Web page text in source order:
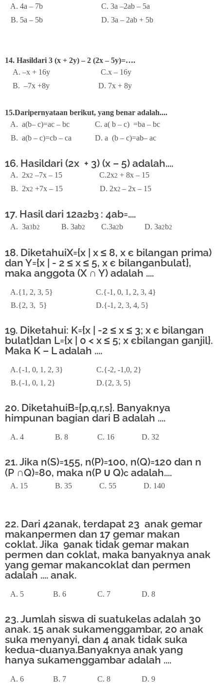
A. 4a – 7b
C. 3a –2ab – 5a
B. 5a – 5b
D. 3a – 2ab + 5b
14. Hasildari 3 (x + 2y) – 2 (2x – 5y)=….
A. –x + 16y C.x – 16y
B. –7x +8y D. 7x + 8y
15.Daripernyataan berikut, yang benar adalah....
A. a(b– c)=ac – bc C. a( b – c) =ba – bc
B. a(b – c)=cb – ca D. a (b – c)=ab– ac
16. Hasildari (2x + 3) (x – 5) adalah....
A. 2x2 –7x – 15 C.2x2 + 8x – 15
B. 2x2 +7x – 15 D. 2x2 – 2x – 15
17. Hasil dari 12a2b3 : 4ab=....
A. 3a3b2 B. 3ab2 C.3a2b D. 3a2b2
18. DiketahuiX={x | x ≤ 8, x є bilangan prima)
dan Y={x | - 2 ≤ x ≤ 5, x є bilanganbulat},
maka anggota (X ∩ Y) adalah ....
A.{1, 2, 3, 5} C.{-1, 0, 1, 2, 3, 4}
B.{2, 3, 5} D.{-1, 2, 3, 4, 5}
19. Diketahui: K={x | -2 ≤ x ≤ 3; x є bilangan
bulat}dan L={x | 0 < x ≤ 5; x єbilangan ganjil}.
Maka K – L adalah ....
A.{-1, 0, 1, 2, 3} C.{-2, -1,0, 2}
B.{-1, 0, 1, 2} D.{2, 3, 5}
20. DiketahuiB={p,q,r,s}. Banyaknya
himpunan bagian dari B adalah ....
A. 4 B. 8 C. 16 D. 32
21. Jika n(S)=155, n(P)=100, n(Q)=120 dan n
(P ∩Q)=80, maka n(P ∪ Q)c adalah....
A. 15 B. 35 C. 55 D. 140
22. Dari 42anak, terdapat 23 anak gemar
makanpermen dan 17 gemar makan
coklat. Jika 9anak tidak gemar makan
permen dan coklat, maka banyaknya anak
yang gemar makancoklat dan permen
adalah .... anak.
A. 5 B. 6 C. 7 D. 8
23. Jumlah siswa di suatukelas adalah 30
anak. 15 anak sukamenggambar, 20 anak
suka menyanyi, dan 4 anak tidak suka
kedua-duanya.Banyaknya anak yang
hanya sukamenggambar adalah ....
A. 6 B. 7 C. 8 D. 9